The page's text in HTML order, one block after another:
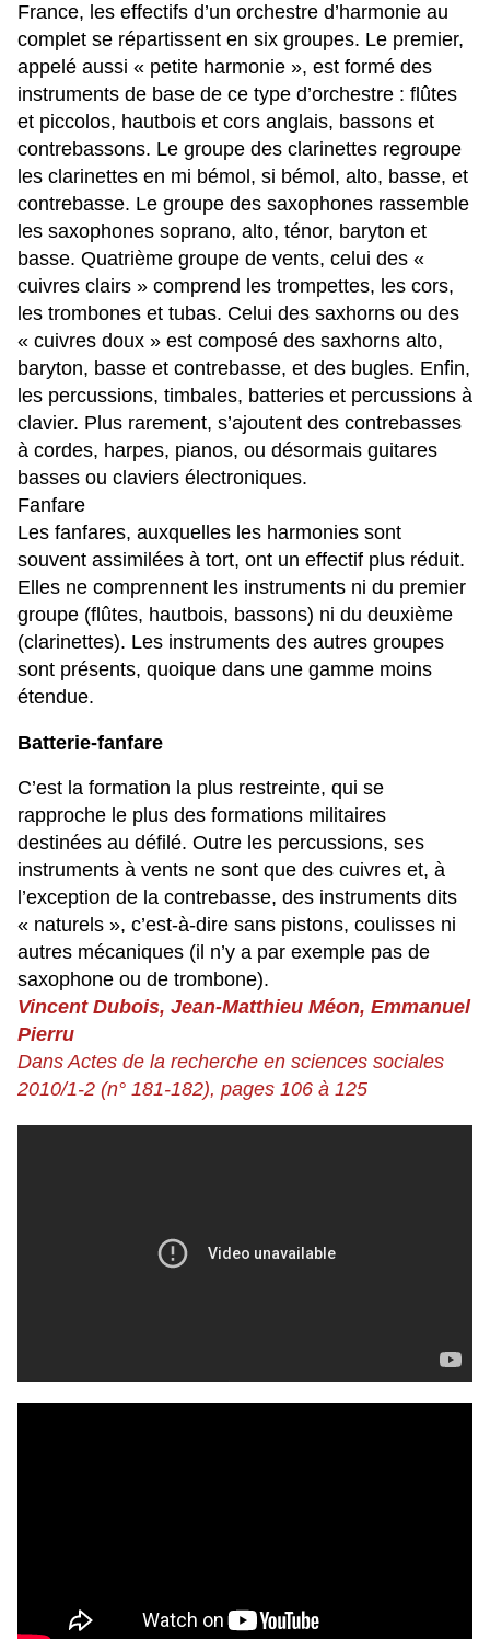
France, les effectifs d’un orchestre d’harmonie au
complet se répartissent en six groupes. Le premier,
appelé aussi « petite harmonie », est formé des
instruments de base de ce type d’orchestre : flûtes
et piccolos, hautbois et cors anglais, bassons et
contrebassons. Le groupe des clarinettes regroupe
les clarinettes en mi bémol, si bémol, alto, basse, et
contrebasse. Le groupe des saxophones rassemble
les saxophones soprano, alto, ténor, baryton et
basse. Quatrième groupe de vents, celui des «
cuivres clairs » comprend les trompettes, les cors,
les trombones et tubas. Celui des saxhorns ou des
« cuivres doux » est composé des saxhorns alto,
baryton, basse et contrebasse, et des bugles. Enfin,
les percussions, timbales, batteries et percussions à
clavier. Plus rarement, s’ajoutent des contrebasses
à cordes, harpes, pianos, ou désormais guitares
basses ou claviers électroniques.
Fanfare
Les fanfares, auxquelles les harmonies sont
souvent assimilées à tort, ont un effectif plus réduit.
Elles ne comprennent les instruments ni du premier
groupe (flûtes, hautbois, bassons) ni du deuxième
(clarinettes). Les instruments des autres groupes
sont présents, quoique dans une gamme moins
étendue.
Batterie-fanfare
C’est la formation la plus restreinte, qui se
rapproche le plus des formations militaires
destinées au défilé. Outre les percussions, ses
instruments à vents ne sont que des cuivres et, à
l’exception de la contrebasse, des instruments dits
« naturels », c’est-à-dire sans pistons, coulisses ni
autres mécaniques (il n’y a par exemple pas de
saxophone ou de trombone).
Vincent Dubois, Jean-Matthieu Méon, Emmanuel
Pierru
Dans Actes de la recherche en sciences sociales
2010/1-2 (n° 181-182), pages 106 à 125